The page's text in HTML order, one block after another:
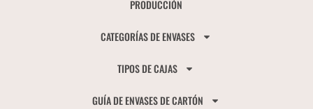
PRODUCCIÓN
CATEGORÍAS DE ENVASES
TIPOS DE CAJAS
GUÍA DE ENVASES DE CARTÓN